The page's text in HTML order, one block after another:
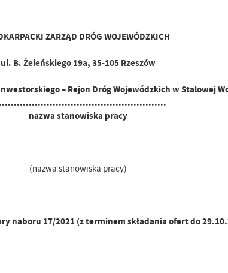
ZARZĄD DRÓG WOJEWÓDZKICH
ul. B. Żeleńskiego 19a, 35-105 Rzeszów
– Rejon Dróg Wojewódzkich w Stalowej
nazwa stanowiska pracy
(nazwa stanowiska pracy)
naboru 17/2021 (z terminem składania ofert do